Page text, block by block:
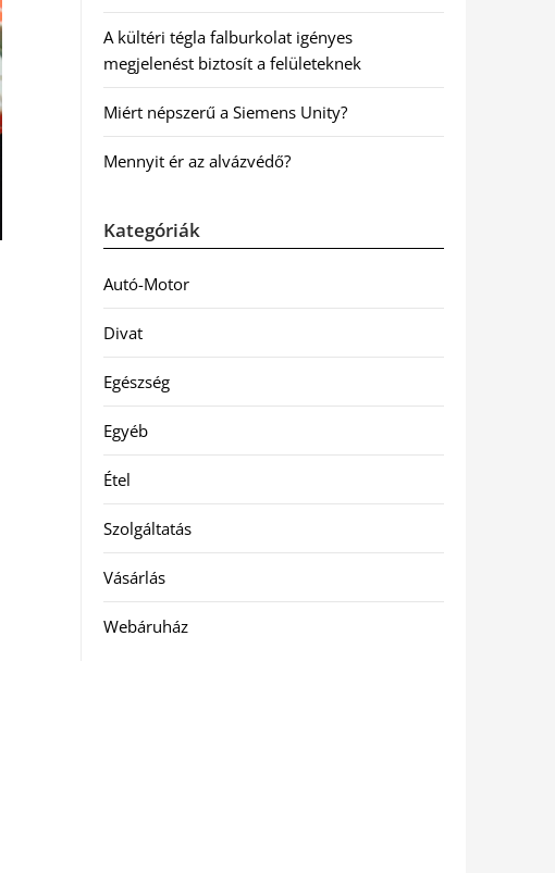
A kültéri tégla falburkolat igényes
megjelenést biztosít a felületeknek
Miért népszerű a Siemens Unity?
Mennyit ér az alvázvédő?
Kategóriák
Autó-Motor
Divat
Egészség
Egyéb
Étel
Szolgáltatás
Vásárlás
Webáruház